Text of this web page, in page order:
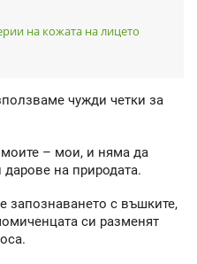
на кожата на лицето
чужди четки за
– мои, и няма да
на природата.
запознаването с въшките,
си разменят